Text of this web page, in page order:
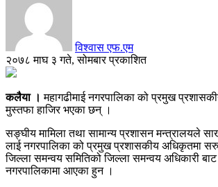
विश्वास एफ.एम
२०७८ माघ ३ गते, सोमबार प्रकाशित
कलैया । महागढीमाई नगरपालिका को प्रमुख
मुस्तफा हाजिर भएका छन् ।
सङ्घीय मामिला तथा सामान्य प्रशासन मन्त्रालयले
लाई नगरपालिका को प्रमुख प्रशासकीय अधिकृतमा
जिल्ला समन्वय समितिको जिल्ला समन्वय अधिकारी बाट
नगरपालिकामा आएका हुन ।